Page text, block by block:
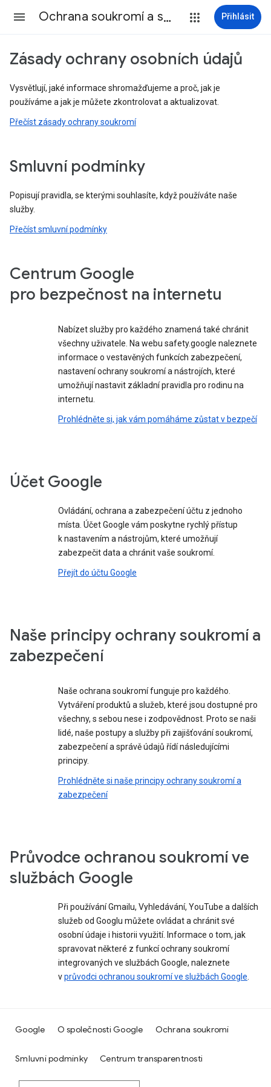
Ochrana soukromí a smluvní podmínky Přihlásit
Zásady ochrany osobních údajů
Vysvětlují, jaké informace shromažďujeme a proč, jak je
používáme a jak je můžete zkontrolovat a aktualizovat.
Přečíst zásady ochrany soukromí
Smluvní podmínky
Popisují pravidla, se kterými souhlasíte, když používáte naše
služby.
Přečíst smluvní podmínky
Centrum Google
pro bezpečnost na internetu
Nabízet služby pro každého znamená také chránit
všechny uživatele. Na webu safety.google naleznete
informace o vestavěných funkcích zabezpečení,
nastavení ochrany soukromí a nástrojích, které
umožňují nastavit základní pravidla pro rodinu na
internetu.
Prohlédněte si, jak vám pomáháme zůstat v bezpečí
Účet Google
Ovládání, ochrana a zabezpečení účtu z jednoho
místa. Účet Google vám poskytne rychlý přístup
k nastavením a nástrojům, které umožňují
zabezpečit data a chránit vaše soukromí.
Přejít do účtu Google
Naše principy ochrany soukromí a
zabezpečení
Naše ochrana soukromí funguje pro každého.
Vytváření produktů a služeb, které jsou dostupné pro
všechny, s sebou nese i zodpovědnost. Proto se naši
lidé, naše postupy a služby při zajišťování soukromí,
zabezpečení a správě údajů řídí následujícími
principy.
Prohlédněte si naše principy ochrany soukromí a
zabezpečení
Průvodce ochranou soukromí ve
službách Google
Při používání Gmailu, Vyhledávání, YouTube a dalších
služeb od Googlu můžete ovládat a chránit své
osobní údaje i historii využití. Informace o tom, jak
spravovat některé z funkcí ochrany soukromí
integrovaných ve službách Google, naleznete
vprůvodci ochranou soukromí ve službách Google
Google O společnosti Google Ochrana soukromí
Smluvní podmínky Centrum transparentnosti